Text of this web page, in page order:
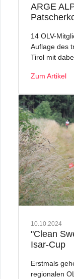
ARGE
14 OLV-
Auflage des
Tirol mit
Zum Artikel
10.10.2024
"Clean
Isar-Cup
Erstmals
regionalen